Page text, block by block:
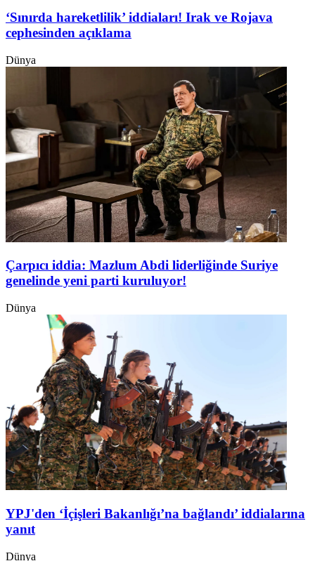
‘Sınırda hareketlilik’ iddiaları! Irak ve Rojava
cephesinden açıklama
Dünya
Çarpıcı iddia: Mazlum Abdi liderliğinde Suriye
genelinde yeni parti kuruluyor!
Dünya
YPJ'den ‘İçişleri Bakanlığı’na bağlandı’ iddialarına
yanıt
Dünya